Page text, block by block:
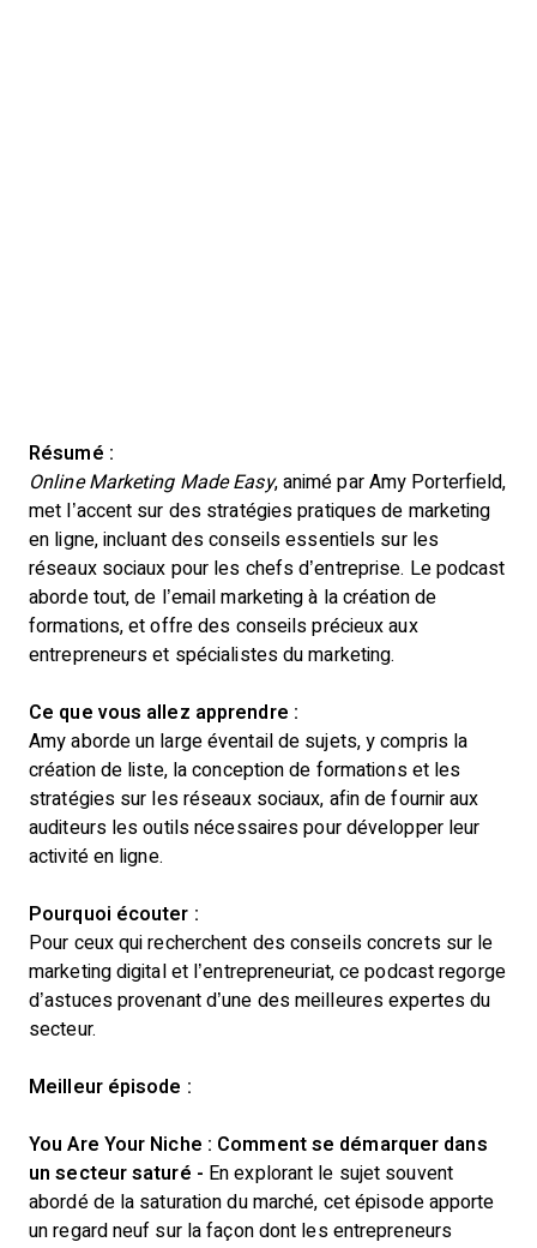
Résumé :
Online Marketing Made Easy, animé par Amy Porterfield,
met l’accent sur des stratégies pratiques de marketing
en ligne, incluant des conseils essentiels sur les
réseaux sociaux pour les chefs d’entreprise. Le podcast
aborde tout, de l’email marketing à la création de
formations, et offre des conseils précieux aux
entrepreneurs et spécialistes du marketing.
Ce que vous allez apprendre :
Amy aborde un large éventail de sujets, y compris la
création de liste, la conception de formations et les
stratégies sur les réseaux sociaux, afin de fournir aux
auditeurs les outils nécessaires pour développer leur
activité en ligne.
Pourquoi écouter :
Pour ceux qui recherchent des conseils concrets sur le
marketing digital et l’entrepreneuriat, ce podcast regorge
d’astuces provenant d’une des meilleures expertes du
secteur.
Meilleur épisode :
You Are Your Niche : Comment se démarquer dans
un secteur saturé - En explorant le sujet souvent
abordé de la saturation du marché, cet épisode apporte
un regard neuf sur la façon dont les entrepreneurs